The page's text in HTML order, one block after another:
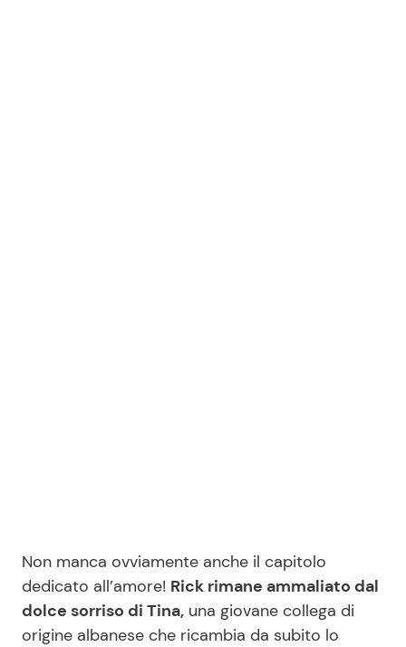
Non manca ovviamente anche il capitolo
dedicato all’amore! Rick rimane ammaliato dal
dolce sorriso di Tina, una giovane collega di
origine albanese che ricambia da subito lo